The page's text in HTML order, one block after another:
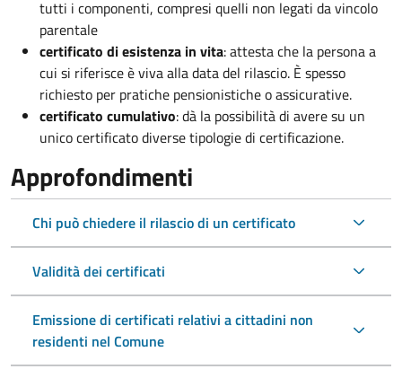
tutti i componenti, compresi quelli non legati da vincolo
parentale
certificato di esistenza in vita: attesta che la persona a
cui si riferisce è viva alla data del rilascio. È spesso
richiesto per pratiche pensionistiche o assicurative.
certificato cumulativo: dà la possibilità di avere su un
unico certificato diverse tipologie di certificazione.
Approfondimenti
Chi può chiedere il rilascio di un certificato
Validità dei certificati
Emissione di certificati relativi a cittadini non
residenti nel Comune